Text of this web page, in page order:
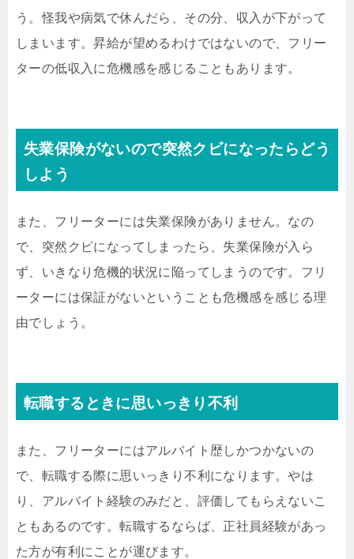
う。怪我や病気で休んだら、その分、収入が下がって
しまいます。昇給が望めるわけではないので、フリー
ターの低収入に危機感を感じることもあります。
失業保険がないので突然クビになったらどう
しよう
また、フリーターには失業保険がありません。なの
で、突然クビになってしまったら、失業保険が入ら
ず、いきなり危機的状況に陥ってしまうのです。フリ
ーターには保証がないということも危機感を感じる理
由でしょう。
転職するときに思いっきり不利
また、フリーターにはアルバイト歴しかつかないの
で、転職する際に思いっきり不利になります。やは
り、アルバイト経験のみだと、評価してもらえないこ
ともあるのです。転職するならば、正社員経験があっ
た方が有利にことが運びます。